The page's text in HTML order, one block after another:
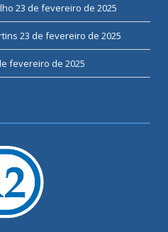
23 de fevereiro de 2025
23 de fevereiro de 2025
fevereiro de 2025